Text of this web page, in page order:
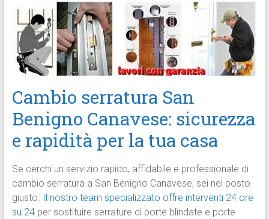
Cambio serratura San
Benigno Canavese: sicurezza
e rapidità per la tua casa
Se cerchi un servizio rapido, affidabile e professionale di
cambio serratura a San Benigno Canavese, sei nel posto
giusto.
Il nostro team specializzato offre interventi 24 ore
su 24per sostituire serrature di porte blindate e porte